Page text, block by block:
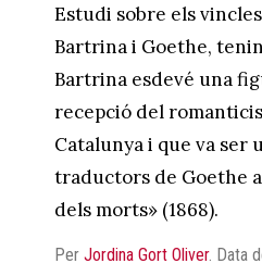
Estudi sobre els
Bartrina i Goethe,
Bartrina esdevé una
recepció del
Catalunya i que va ser
traductors de Goethe
dels morts» (1868).
Per Jordina Gort Oliver. Data